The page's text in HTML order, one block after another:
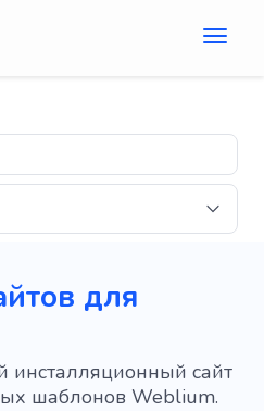
для
инсталляционный сайт
шаблонов Weblium.